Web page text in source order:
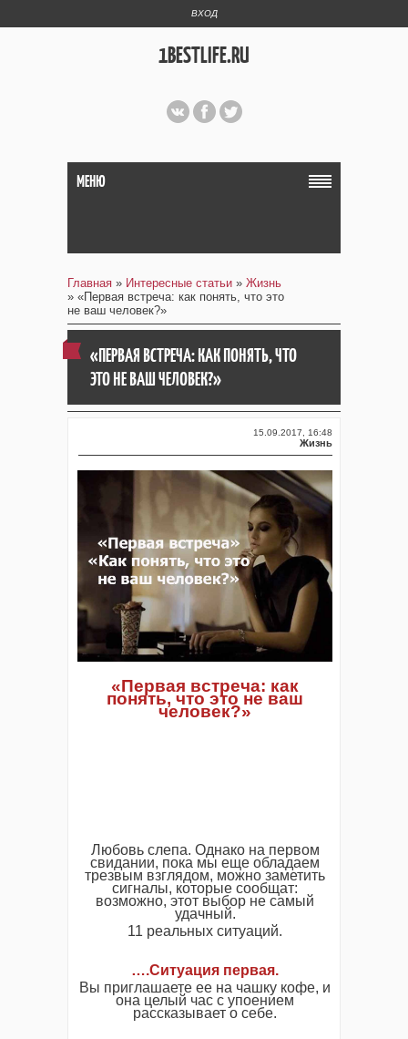
ВХОД
1BESTLIFE.RU
МЕНЮ
Главная » Интересные статьи » Жизнь
» «Первая встреча: как понять, что это
не ваш человек?»
«ПЕРВАЯ ВСТРЕЧА: КАК ПОНЯТЬ, ЧТО
ЭТО НЕ ВАШ ЧЕЛОВЕК?»
15.09.2017, 16:48
Жизнь
«Первая встреча: как
понять, что это не ваш
человек?»
Любовь слепа. Однако на первом
свидании, пока мы еще обладаем
трезвым взглядом, можно заметить
сигналы, которые сообщат:
возможно, этот выбор не самый
удачный.
11 реальных ситуаций.
….Ситуация первая.
Вы приглашаете ее на чашку кофе, и
она целый час с упоением
рассказывает о себе.